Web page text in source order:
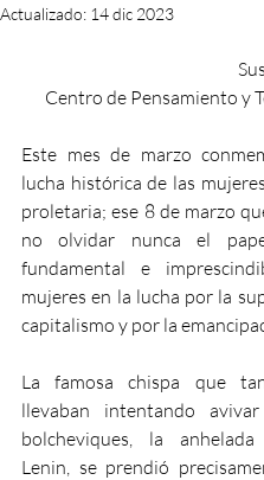
Actualizado: 14 dic 2023
Centro de Pensamiento y
Este mes de marzo
lucha histórica de las
proletaria; ese 8 de marzo
no olvidar nunca el
fundamental e
mujeres en la lucha por la
capitalismo y por la
La famosa chispa que
llevaban intentando
bolcheviques, la anhelada
Lenin, se prendió